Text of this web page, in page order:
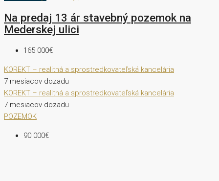
Na predaj 13 ár stavebný pozemok na
Mederskej ulici
165 000€
KOREKT – realitná a sprostredkovateľská kancelária
7 mesiacov dozadu
KOREKT – realitná a sprostredkovateľská kancelária
7 mesiacov dozadu
POZEMOK
90 000€